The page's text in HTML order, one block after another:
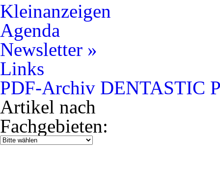
Kleinanzeigen
Agenda
Newsletter »
Links
PDF-Archiv DENTASTIC
Artikel nach
Fachgebieten: